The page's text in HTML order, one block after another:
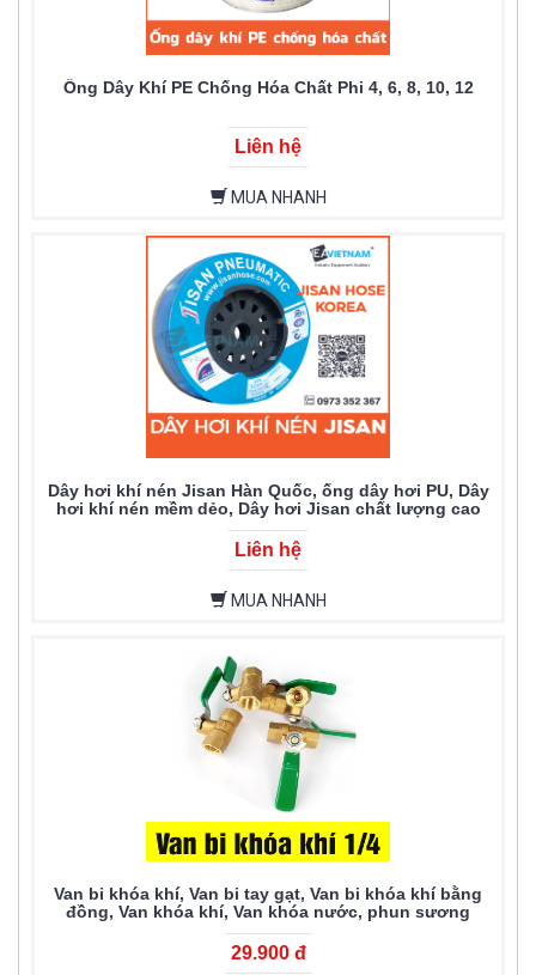
Ống Dây Khí PE Chống Hóa Chất Phi 4, 6, 8, 10, 12
Liên hệ
MUA NHANH
Dây hơi khí nén Jisan Hàn Quốc, ống dây hơi PU, Dây
hơi khí nén mềm dẻo, Dây hơi Jisan chất lượng cao
Liên hệ
MUA NHANH
Van bi khóa khí, Van bi tay gạt, Van bi khóa khí bằng
đồng, Van khóa khí, Van khóa nước, phun sương
29.900 đ